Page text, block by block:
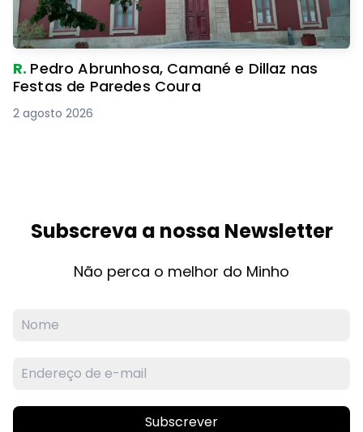
R. Pedro Abrunhosa, Camané e Dillaz nas
Festas de Paredes Coura
2 agosto 2026
Subscreva a nossa Newsletter
Não perca o melhor do Minho
Subscrever